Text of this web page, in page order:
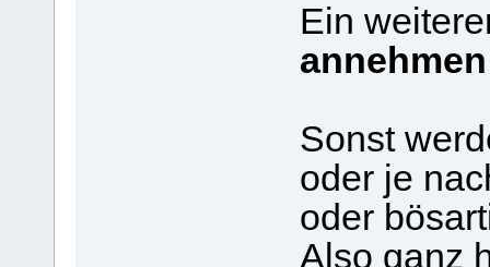
Ein
annehmen
Sonst
oder je
oder
Also ganz